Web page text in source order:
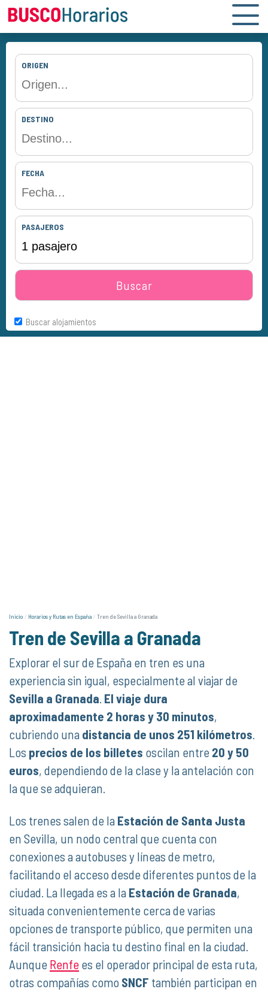
ORIGEN
DESTINO
FECHA
PASAJEROS
Buscar
Buscar alojamientos
Inicio Horarios y Rutas en España Tren de Sevilla a Granada
Tren de Sevilla a Granada
Explorar el sur de España en tren es una
experiencia sin igual, especialmente al viajar de
Sevilla a Granada. El viaje dura
aproximadamente 2 horas y 30 minutos,
cubriendo una distancia de unos 251 kilómetros.
Los precios de los billetes oscilan entre 20 y 50
euros, dependiendo de la clase y la antelación con
la que se adquieran.
Los trenes salen de la Estación de Santa Justa
en Sevilla, un nodo central que cuenta con
conexiones a autobuses y líneas de metro,
facilitando el acceso desde diferentes puntos de la
ciudad. La llegada es a la Estación de Granada,
situada convenientemente cerca de varias
opciones de transporte público, que permiten una
fácil transición hacia tu destino final en la ciudad.
Aunque Renfe es el operador principal de esta ruta,
otras compañías como SNCF también participan en